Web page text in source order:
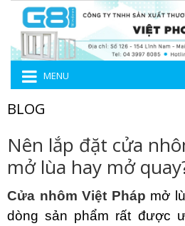
MENU
BLOG
Nên lắp đặt cửa
mở lùa hay mở
Cửa nhôm Việt Pháp mở
dòng sản phẩm rất được